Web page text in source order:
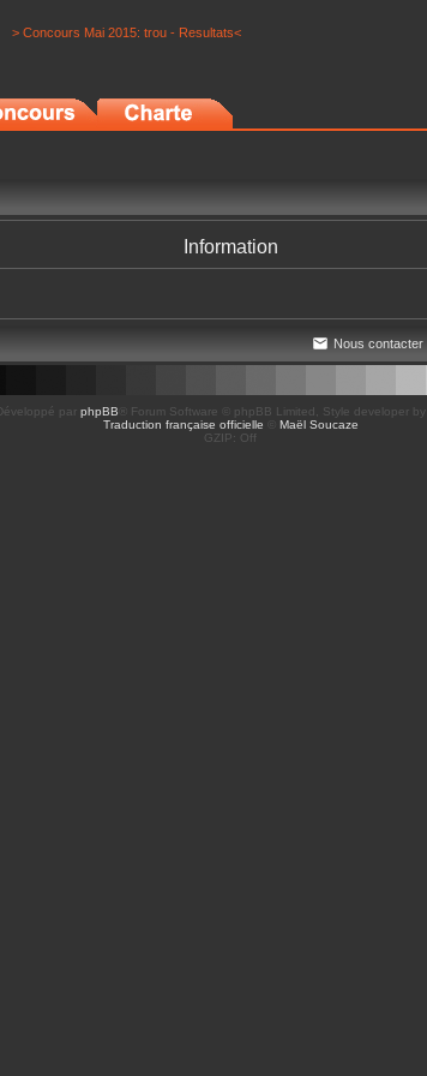
> Concours Mai 2015: trou - Resultats<
Information
Nous contacter
par phpBB ® Forum Software © phpBB Limited , Style developer by
Traduction française officielle
Maël Soucaze
GZIP: Off